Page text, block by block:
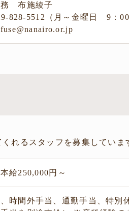
務 布施綾子
828-5512（月～金曜日 9：00
れるスタッフを募集していま
給250,000円～
時間外手当、通勤手当、特